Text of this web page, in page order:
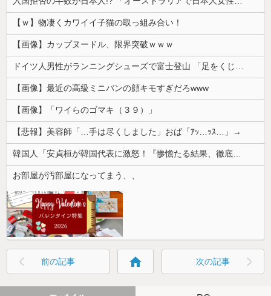
【ｗ】物凄くカワイイ子猫の取っ組み合い！
【画像】カップヌードル、限界突破ｗｗｗ
【画像】最近の高級ミニバンの顔キモすぎだろwww
【画像】「ワイらのゴマキ（３９）」
【悲報】美容師「…手は尽くしました」おば「ｱｯ…ｯｽ…」→
お部屋が汚部屋になってまう、、
前の記事 home 次の記事